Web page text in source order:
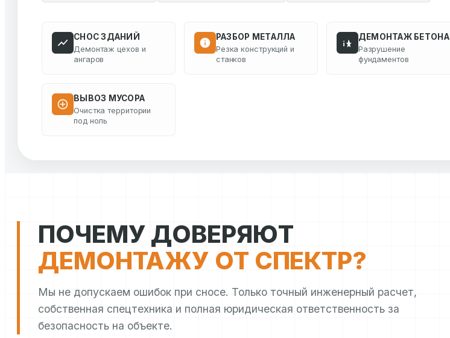
СНОС ЗДАНИЙ
Демонтаж цехов и
ангаров
РАЗБОР МЕТАЛЛА
Резка конструкций и
станков
ДЕМОНТАЖ БЕТОНА
Разрушение
фундаментов
ВЫВОЗ МУСОРА
Очистка территории
под ноль
ПОЧЕМУ ДОВЕРЯЮТ
ДЕМОНТАЖУ ОТ СПЕКТР?
Мы не допускаем ошибок при сносе. Только точный инженерный расчет,
собственная спецтехника и полная юридическая ответственность за
безопасность на объекте.